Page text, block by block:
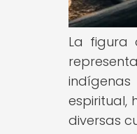
La figura
espiritual,
diversas